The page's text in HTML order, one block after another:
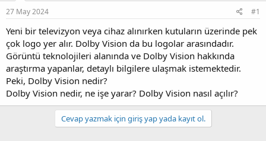
u
b
a
ş
l
a
t
a
n
g
ı
ç
a
r
i
h
i
27 May 2024 #1
Yeni bir televizyon veya cihaz alınırken kutuların üzerinde pek
çok logo yer alır. Dolby Vision da bu logolar arasındadır.
Görüntü teknolojileri alanında ve Dolby Vision hakkında
araştırma yapanlar, detaylı bilgilere ulaşmak istemektedir.
Peki, Dolby Vision nedir?
Dolby Vision nedir, ne işe yarar? Dolby Vision nasıl açılır?
Cevap yazmak için giriş yap yada kayıt ol.